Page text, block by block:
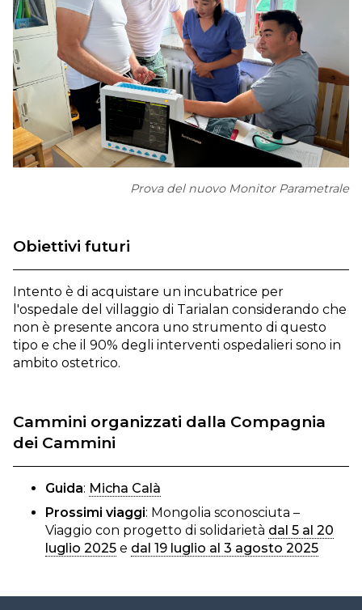
Prova del nuovo Monitor Parametrale
Obiettivi futuri
Intento è di acquistare un incubatrice per
l'ospedale del villaggio di Tarialan considerando che
non è presente ancora uno strumento di questo
tipo e che il 90% degli interventi ospedalieri sono in
ambito ostetrico.
Cammini organizzati dalla Compagnia
dei Cammini
Guida: Micha Calà
Prossimi viaggi: Mongolia sconosciuta –
Viaggio con progetto di solidarietà dal 5 al 20
luglio 2025 e dal 19 luglio al 3 agosto 2025